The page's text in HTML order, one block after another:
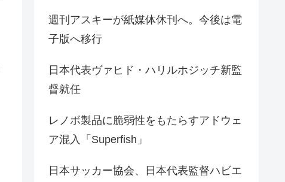
週刊アスキーが紙媒体休刊へ。今後は電
子版へ移行
日本代表ヴァヒド・ハリルホジッチ新監
督就任
レノボ製品に脆弱性をもたらすアドウェ
ア混入「Superfish」
日本サッカー協会、日本代表監督ハビエ